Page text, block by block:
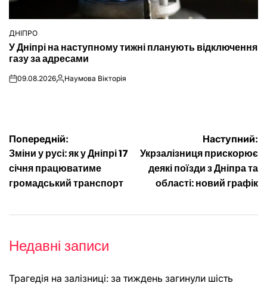
ОПУБЛІКУВАТИ
У
ДНІПРО
У Дніпрі на наступному тижні планують відключення
газу за адресами
on09.08.2026Опубліковано
Наумова Вікторія
Навігація
записів
Попередній:
Зміни у русі: як у Дніпрі 17
січня працюватиме
громадський транспорт
Наступний:
Укрзалізниця прискорює
деякі поїзди з Дніпра та
області: новий графік
Недавні записи
Трагедія на залізниці: за тиждень загинули шість